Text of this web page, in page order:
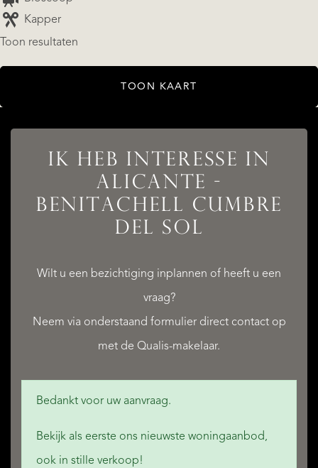
Kapper
Toon resultaten
TOON KAART
IK HEB INTERESSE IN
ALICANTE -
BENITACHELL CUMBRE
DEL SOL
Wilt u een bezichtiging inplannen of heeft u een
vraag?
Neem via onderstaand formulier direct contact op
met de Qualis-makelaar.
Bedankt voor uw aanvraag.
Bekijk als eerste ons nieuwste woningaanbod,
ook in stille verkoop!
DIENSTEN
QUALIS INTERNATIONAL REALTY